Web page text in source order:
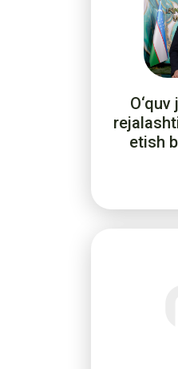
etish